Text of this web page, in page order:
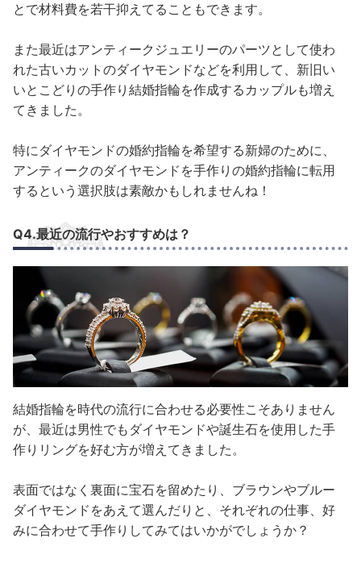
とで材料費を若干抑えてることもできます。
また最近はアンティークジュエリーのパーツとして使わ
れた古いカットのダイヤモンドなどを利用して、新旧い
いとこどりの手作り結婚指輪を作成するカップルも増え
てきました。
特にダイヤモンドの婚約指輪を希望する新婦のために、
アンティークのダイヤモンドを手作りの婚約指輪に転用
するという選択肢は素敵かもしれませんね！
Q4.最近の流行やおすすめは？
結婚指輪を時代の流行に合わせる必要性こそありません
が、最近は男性でもダイヤモンドや誕生石を使用した手
作りリングを好む方が増えてきました。
表面ではなく裏面に宝石を留めたり、ブラウンやブルー
ダイヤモンドをあえて選んだりと、それぞれの仕事、好
みに合わせて手作りしてみてはいかがでしょうか？